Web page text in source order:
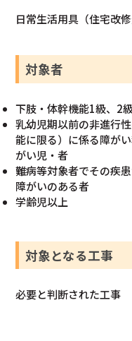
日常生活用具（住宅改修
対象者
下肢・体幹機能1級、2
乳幼児期以前の非進行
能に限る）に係る障が
がい児・者
難病等対象者でその疾
障がいのある者
学齢児以上
対象となる工事
必要と判断された工事